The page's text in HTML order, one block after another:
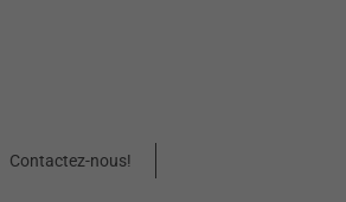
Contactez-nous!